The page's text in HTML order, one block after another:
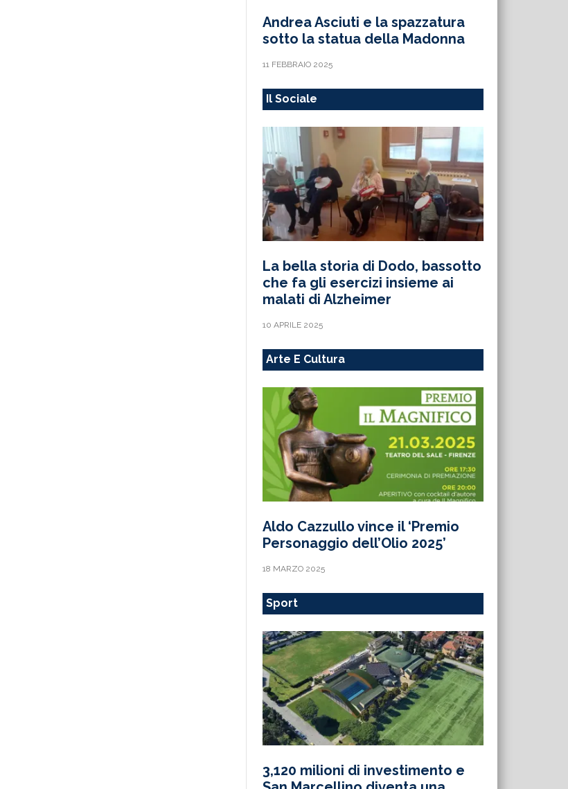
Andrea Asciuti e la spazzatura
sotto la statua della Madonna
11 FEBBRAIO 2025
Il Sociale
La bella storia di Dodo, bassotto
che fa gli esercizi insieme ai
malati di Alzheimer
10 APRILE 2025
Arte E Cultura
Aldo Cazzullo vince il ‘Premio
Personaggio dell’Olio 2025’
18 MARZO 2025
Sport
3,120 milioni di investimento e